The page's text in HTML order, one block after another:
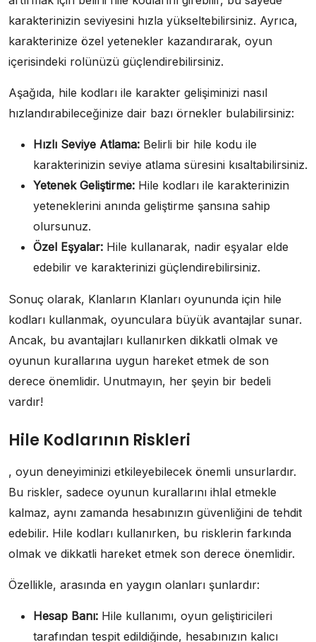
karakterinizin seviyesini hızla yükseltebilirsiniz. Ayrıca,
karakterinize özel yetenekler kazandırarak, oyun
içerisindeki rolünüzü güçlendirebilirsiniz.
Aşağıda, hile kodları ile karakter gelişiminizi nasıl
hızlandırabileceğinize dair bazı örnekler bulabilirsiniz:
Hızlı Seviye Atlama: Belirli bir hile kodu ile
karakterinizin seviye atlama süresini kısaltabilirsiniz.
Yetenek Geliştirme: Hile kodları ile karakterinizin
yeteneklerini anında geliştirme şansına sahip
olursunuz.
Özel Eşyalar: Hile kullanarak, nadir eşyalar elde
edebilir ve karakterinizi güçlendirebilirsiniz.
Sonuç olarak, Klanların Klanları oyununda için hile
kodları kullanmak, oyunculara büyük avantajlar sunar.
Ancak, bu avantajları kullanırken dikkatli olmak ve
oyunun kurallarına uygun hareket etmek de son
derece önemlidir. Unutmayın, her şeyin bir bedeli
vardır!
Hile Kodlarının Riskleri
, oyun deneyiminizi etkileyebilecek önemli unsurlardır.
Bu riskler, sadece oyunun kurallarını ihlal etmekle
kalmaz, aynı zamanda hesabınızın güvenliğini de tehdit
edebilir. Hile kodları kullanırken, bu risklerin farkında
olmak ve dikkatli hareket etmek son derece önemlidir.
Özellikle, arasında en yaygın olanları şunlardır:
Hesap Banı: Hile kullanımı, oyun geliştiricileri
tarafından tespit edildiğinde, hesabınızın kalıcı